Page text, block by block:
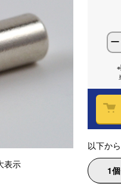
表示
ー
以下か
1